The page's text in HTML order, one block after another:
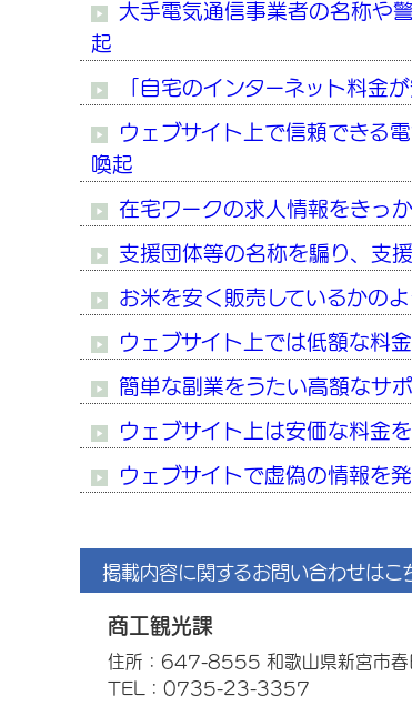
大手電気通信事業者の名称や
起
「自宅のインターネット料金
ウェブサイト上で信頼できる
喚起
在宅ワークの求人情報をきっ
支援団体等の名称を騙り、支
お米を安く販売しているかの
ウェブサイト上では低額な料
簡単な副業をうたい高額なサ
ウェブサイト上は安価な料金
ウェブサイトで虚偽の情報を
掲載内容に関するお問い合わせはこ
商工観光課
住所：647-8555 和歌山県新宮市春
TEL：0735-23-3357